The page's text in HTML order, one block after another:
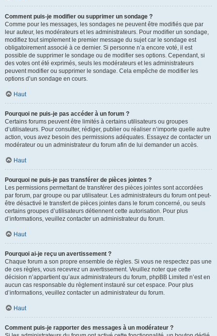
Comment puis-je modifier ou supprimer un sondage ?
Comme pour les messages, les sondages ne peuvent être modifiés que par
leur auteur, les modérateurs et les administrateurs. Pour modifier un sondage,
modifiez tout simplement le premier message du sujet car le sondage est
obligatoirement associé à ce dernier. Si personne n’a encore voté, il est
possible de supprimer le sondage ou de modifier ses options. Cependant, si
des votes ont été exprimés, seuls les modérateurs et les administrateurs
peuvent modifier ou supprimer le sondage. Cela empêche de modifier les
options d’un sondage en cours.
Haut
Pourquoi ne puis-je pas accéder à un forum ?
Certains forums peuvent être limités à certains utilisateurs ou groupes
d’utilisateurs. Pour consulter, rédiger, publier ou réaliser n’importe quelle autre
action, vous avez besoin des permissions adéquates. Essayez de contacter un
modérateur ou un administrateur du forum afin de lui demander un accès.
Haut
Pourquoi ne puis-je pas transférer de pièces jointes ?
Les permissions permettant de transférer des pièces jointes sont accordées
par forum, par groupe ou par utilisateur. Les administrateurs du forum ont peut-
être désactivé le transfert de pièces jointes dans le forum concerné, ou seuls
certains groupes d’utilisateurs détiennent cette autorisation. Pour plus
d’informations, veuillez contacter un administrateur du forum.
Haut
Pourquoi ai-je reçu un avertissement ?
Chaque forum a son propre ensemble de règles. Si vous ne respectez pas une
de ces règles, vous recevrez un avertissement. Veuillez noter que cette
décision n’appartient qu’aux administrateurs du forum, phpBB Limited n’est en
aucun cas responsable du règlement instauré sur cet espace. Pour plus
d’informations, veuillez contacter un administrateur du forum.
Haut
Comment puis-je rapporter des messages à un modérateur ?